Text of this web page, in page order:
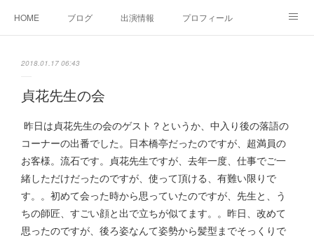
HOME ブログ 出演情報 プロフィール
2018.01.17 06:43
貞花先生の会
昨日は貞花先生の会のゲスト？というか、中入り後の落語の
コーナーの出番でした。日本橋亭だったのですが、超満員の
お客様。流石です。貞花先生ですが、去年一度、仕事でご一
緒しただけだったのですが、使って頂ける、有難い限りで
す。。初めて会った時から思っていたのですが、先生と、う
ちの師匠、すごい顔と出で立ちが似てます。。昨日、改めて
思ったのですが、後ろ姿なんて姿勢から髪型までそっくりで